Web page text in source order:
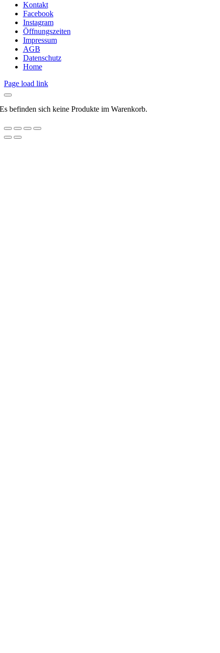
Kontakt
Facebook
Instagram
Öffnungszeiten
Impressum
AGB
Datenschutz
Home
Page load link
Es befinden sich keine Produkte im Warenkorb.